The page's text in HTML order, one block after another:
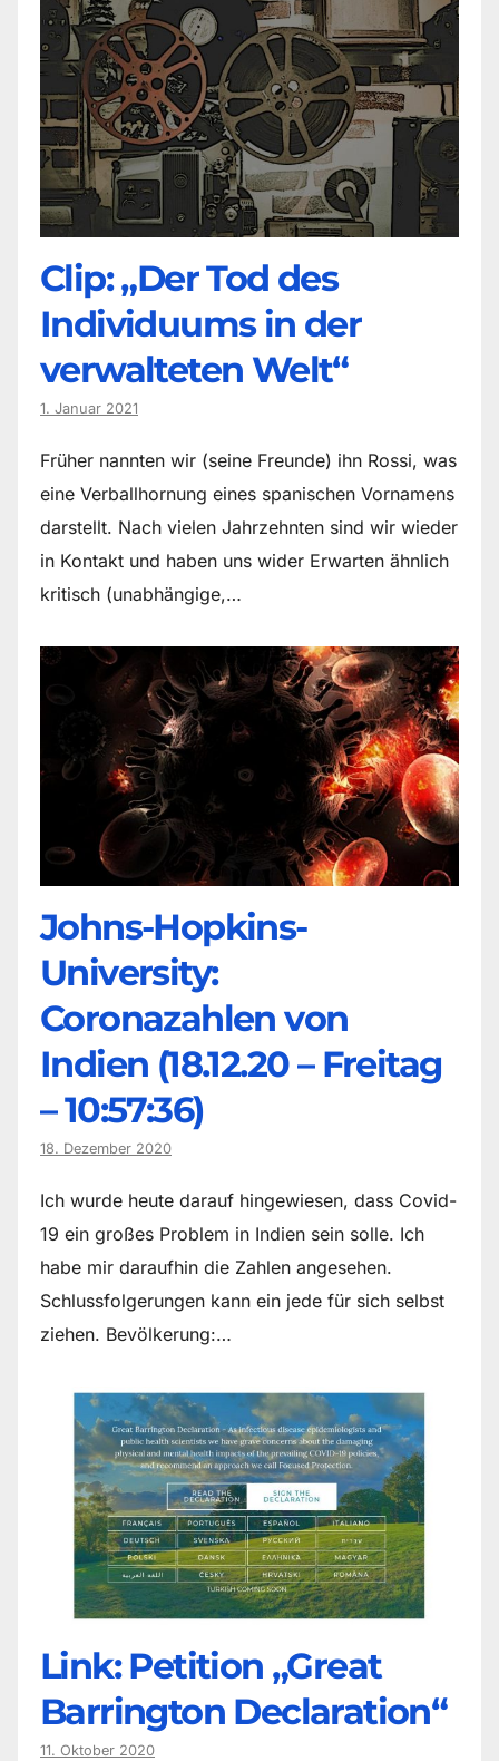
Clip: „Der Tod des
Individuums in der
verwalteten Welt“
1. Januar 2021
Früher nannten wir (seine Freunde) ihn Rossi, was
eine Verballhornung eines spanischen Vornamens
darstellt. Nach vielen Jahrzehnten sind wir wieder
in Kontakt und haben uns wider Erwarten ähnlich
kritisch (unabhängige,…
Johns-Hopkins-
University:
Coronazahlen von
Indien (18.12.20 – Freitag
– 10:57:36)
18. Dezember 2020
Ich wurde heute darauf hingewiesen, dass Covid-
19 ein großes Problem in Indien sein solle. Ich
habe mir daraufhin die Zahlen angesehen.
Schlussfolgerungen kann ein jede für sich selbst
ziehen. Bevölkerung:…
Link: Petition „Great
Barrington Declaration“
11. Oktober 2020